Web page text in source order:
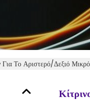
Το Αριστερό/δεξιό